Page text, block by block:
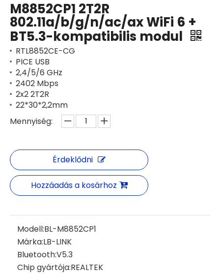
M8852CP1 2T2R
802.11a/b/g/n/ac/ax WiFi 6 +
BT5.3-kompatibilis modul
RTL8852CE-CG
PICE USB
2,4/5/6 GHz
2402 Mbps
2x2 2T2R
22*30*2,2mm
Mennyiség:
Érdeklődni
Hozzáadás a kosárhoz
Modell:BL-M8852CP1
Márka:LB-LINK
Bluetooth:V5.3
Chip gyártója:REALTEK